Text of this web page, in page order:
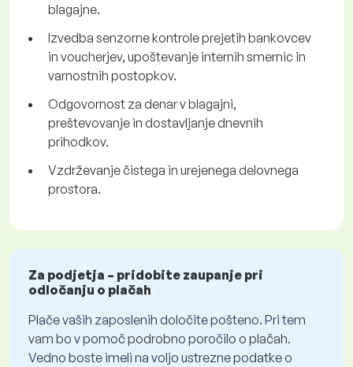
blagajne.
Izvedba senzorne kontrole prejetih bankovcev
in voucherjev, upoštevanje internih smernic in
varnostnih postopkov.
Odgovornost za denar v blagajni,
preštevovanje in dostavljanje dnevnih
prihodkov.
Vzdrževanje čistega in urejenega delovnega
prostora.
Za podjetja – pridobite zaupanje pri
odločanju o plačah
Plače vaših zaposlenih določite pošteno. Pri tem
vam bo v pomoč podrobno poročilo o plačah.
Vedno boste imeli na voljo ustrezne podatke o